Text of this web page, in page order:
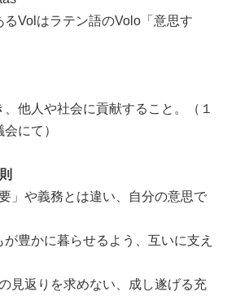
るVolはラテン語のVolo「意思す
他人や社会に貢献すること。（１
にて）
」や義務とは違い、自分の意思で
豊かに暮らせるよう、互いに支え
見返りを求めない、成し遂げる充